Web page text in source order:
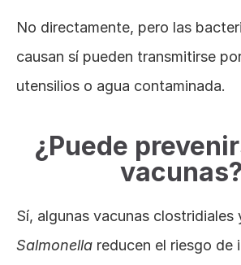
No directamente, pero las
causan sí pueden transmitirse
utensilios o agua contaminada.
¿Puede
vacunas?
Salmonella reducen el riesgo de